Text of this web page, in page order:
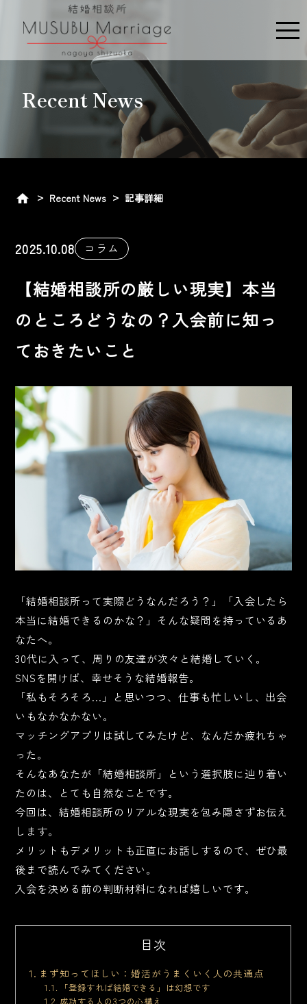
Recent News
Recent News 記事詳細
2025.10.08 コラム
【結婚相談所の厳しい現実】本当
のところどうなの？入会前に知っ
ておきたいこと
「結婚相談所って実際どうなんだろう？」「入会したら
本当に結婚できるのかな？」そんな疑問を持っているあ
なたへ。
30代に入って、周りの友達が次々と結婚していく。
SNSを開けば、幸せそうな結婚報告。
「私もそろそろ…」と思いつつ、仕事も忙しいし、出会
いもなかなかない。
マッチングアプリは試してみたけど、なんだか疲れちゃ
った。
そんなあなたが「結婚相談所」という選択肢に辿り着い
たのは、とても自然なことです。
今回は、結婚相談所のリアルな現実を包み隠さずお伝え
します。
メリットもデメリットも正直にお話しするので、ぜひ最
後まで読んでみてください。
入会を決める前の判断材料になれば嬉しいです。
目次
まず知ってほしい：婚活がうまくいく人の共通点
「登録すれば結婚できる」は幻想です
成功する人の3つの心構え